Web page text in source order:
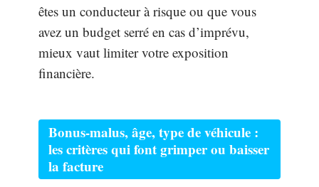
êtes un conducteur à risque ou que vous
avez un budget serré en cas d’imprévu,
mieux vaut limiter votre exposition
financière.
Bonus-malus, âge, type de véhicule :
les critères qui font grimper ou baisser
la facture